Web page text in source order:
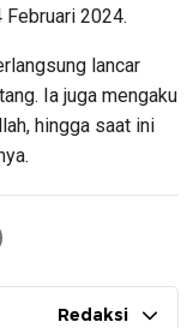
Februari 2024.
lancar
Ia juga mengaku
hingga saat ini
Redaksi